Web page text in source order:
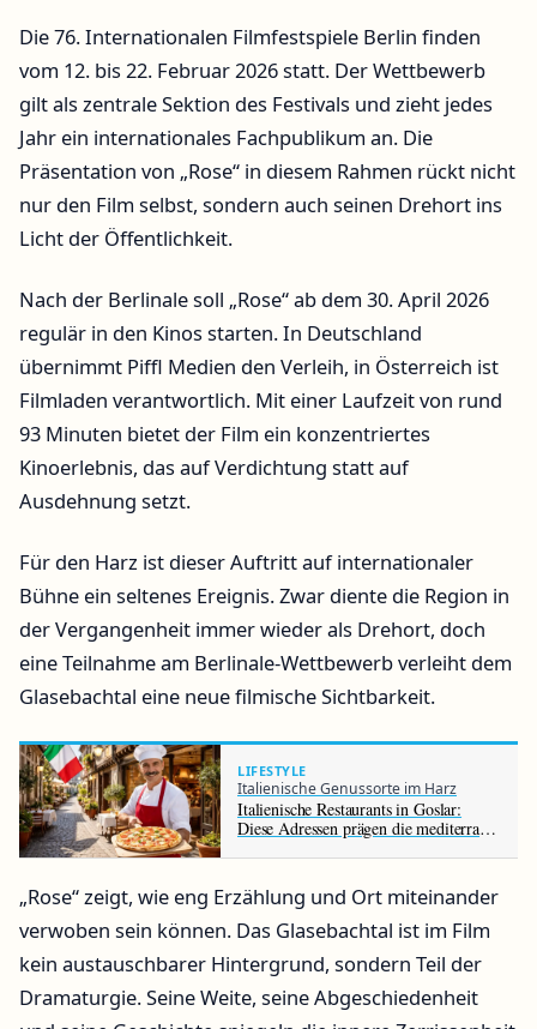
Die 76. Internationalen Filmfestspiele Berlin finden
vom 12. bis 22. Februar 2026 statt. Der Wettbewerb
gilt als zentrale Sektion des Festivals und zieht jedes
Jahr ein internationales Fachpublikum an. Die
Präsentation von „Rose“ in diesem Rahmen rückt nicht
nur den Film selbst, sondern auch seinen Drehort ins
Licht der Öffentlichkeit.
Nach der Berlinale soll „Rose“ ab dem 30. April 2026
regulär in den Kinos starten. In Deutschland
übernimmt Piffl Medien den Verleih, in Österreich ist
Filmladen verantwortlich. Mit einer Laufzeit von rund
93 Minuten bietet der Film ein konzentriertes
Kinoerlebnis, das auf Verdichtung statt auf
Ausdehnung setzt.
Für den Harz ist dieser Auftritt auf internationaler
Bühne ein seltenes Ereignis. Zwar diente die Region in
der Vergangenheit immer wieder als Drehort, doch
eine Teilnahme am Berlinale-Wettbewerb verleiht dem
Glasebachtal eine neue filmische Sichtbarkeit.
LIFESTYLE
Italienische Genussorte im Harz
Italienische Restaurants in Goslar:
Diese Adressen prägen die mediterrane
„Rose“ zeigt, wie eng Erzählung und Ort miteinander
verwoben sein können. Das Glasebachtal ist im Film
kein austauschbarer Hintergrund, sondern Teil der
Dramaturgie. Seine Weite, seine Abgeschiedenheit